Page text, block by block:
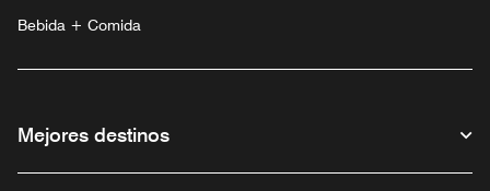
Bebida + Comida
Mejores destinos